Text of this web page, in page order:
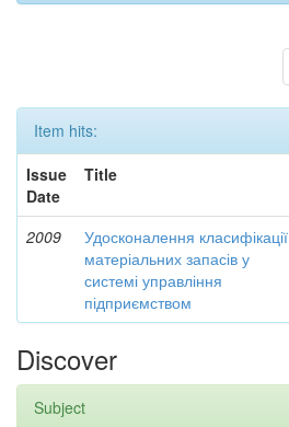
Item hits:
Issue
Date
Title
2009
Удосконалення класифікації
матеріальних запасів у
системі управління
підприємством
Discover
Subject